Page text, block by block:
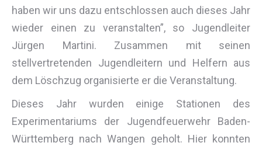
haben wir uns dazu entschlossen auch dieses Jahr
wieder einen zu veranstalten”, so Jugendleiter
Jürgen Martini. Zusammen mit seinen
stellvertretenden Jugendleitern und Helfern aus
dem Löschzug organisierte er die Veranstaltung.
Dieses Jahr wurden einige Stationen des
Experimentariums der Jugendfeuerwehr Baden-
Württemberg nach Wangen geholt. Hier konnten